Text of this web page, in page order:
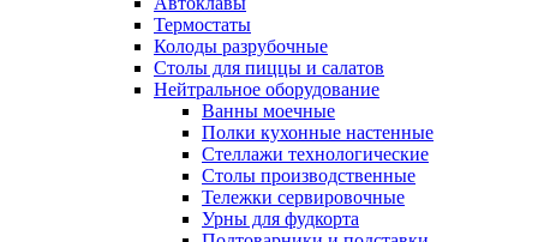
Термостаты
Колоды разрубочные
Столы для пиццы и салатов
Нейтральное оборудование
Ванны моечные
Полки кухонные настенные
Стеллажи технологические
Столы производственные
Тележки сервировочные
Урны для фудкорта